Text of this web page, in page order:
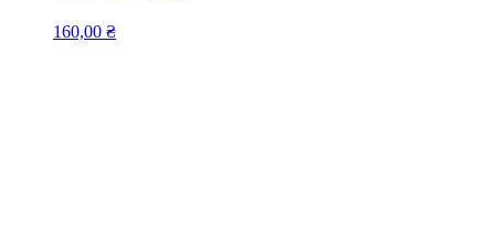
160,00 ₴